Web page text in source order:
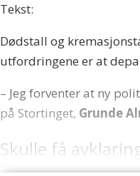
Tekst:
Dødstall og
utfordringene er at
– Jeg forventer at ny
på Stortinget, Grunde
Skulle få